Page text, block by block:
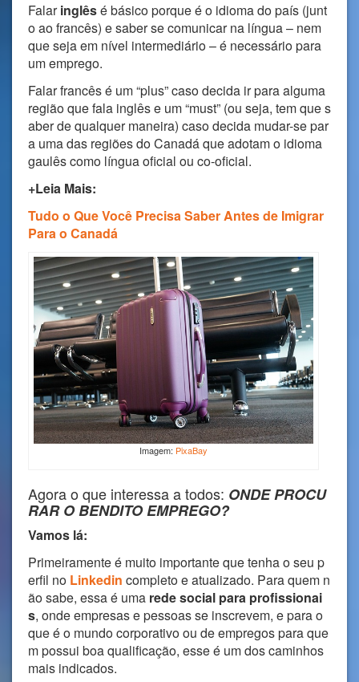
Falaringlêsé básico porque é o idioma do país (junt
o ao francês) e saber se comunicar na língua – nem
que seja em nível intermediário – é necessário para
um emprego.
Falar francês é um “plus” caso decida ir para alguma
região que fala inglês e um “must” (ou seja, tem que s
aber de qualquer maneira) caso decida mudar-se par
a uma das regiões do Canadá que adotam o idioma
gaulês como língua oficial ou co-oficial.
+Leia Mais:
Tudo o Que Você Precisa Saber Antes de Imigrar
Para o Canadá
Imagem: PixaBay
Agora o que interessa a todos: ONDE PROCU
RAR O BENDITO EMPREGO?
Vamos lá:
Primeiramente é muito importante que tenha o seu p
erfil no Linkedin completo e atualizado. Para quem n
ão sabe, essa é uma rede social para profissionai
s, onde empresas e pessoas se inscrevem, e para o
que é o mundo corporativo ou de empregos para que
m possui boa qualificação, esse é um dos caminhos
mais indicados.